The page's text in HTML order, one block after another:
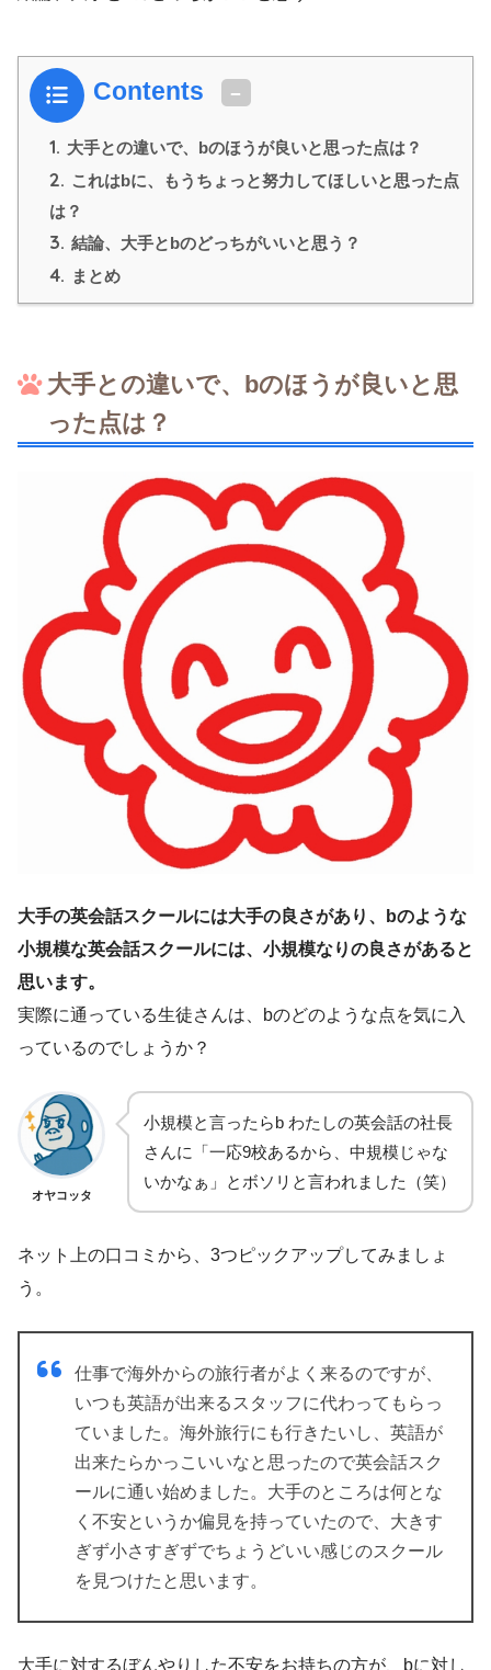
Contents
1. 大手との違いで、bのほうが良いと思った点は？
2. これはbに、もうちょっと努力してほしいと思った点
は？
3. 結論、大手とbのどっちがいいと思う？
4. まとめ
大手との違いで、bのほうが良いと思
った点は？
大手の英会話スクールには大手の良さがあり、bのような
小規模な英会話スクールには、小規模なりの良さがあると
思います。
実際に通っている生徒さんは、bのどのような点を気に入
っているのでしょうか？
オヤコッタ
小規模と言ったらb わたしの英会話の社長
さんに「一応9校あるから、中規模じゃな
いかなぁ」とボソリと言われました（笑）
ネット上の口コミから、3つピックアップしてみましょ
う。
仕事で海外からの旅行者がよく来るのですが、
いつも英語が出来るスタッフに代わってもらっ
ていました。海外旅行にも行きたいし、英語が
出来たらかっこいいなと思ったので英会話スク
ールに通い始めました。大手のところは何とな
く不安というか偏見を持っていたので、大きす
ぎず小さすぎずでちょうどいい感じのスクール
を見つけたと思います。
大手に対するぼんやりした不安をお持ちの方が、bに対し